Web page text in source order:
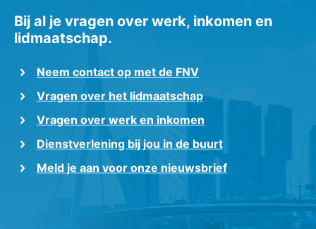
Bij al je vragen over werk, inkomen en
lidmaatschap.
Neem contact op met de FNV
Vragen over het lidmaatschap
Vragen over werk en inkomen
Dienstverlening bij jou in de buurt
Meld je aan voor onze nieuwsbrief